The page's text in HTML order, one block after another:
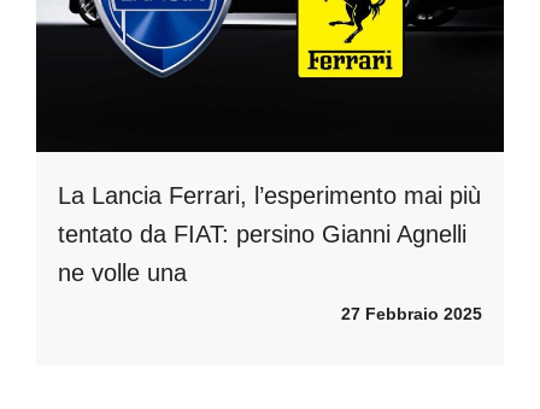
La Lancia Ferrari, l’esperimento mai più
tentato da FIAT: persino Gianni Agnelli
ne volle una
27 Febbraio 2025